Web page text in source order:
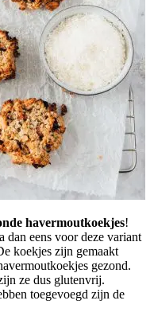
havermoutkoekjes!
dan eens voor deze variant
koekjes zijn gemaakt
gezond.
ze dus glutenvrij.
toegevoegd zijn de